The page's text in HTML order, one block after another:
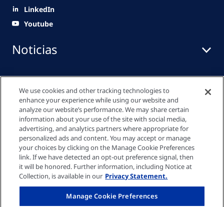
Noticias
Centro de medios
Enlaces rápidos
LinkedIn
Youtube
Política de Privacidad
Política de cookies
We use cookies and other tracking technologies to
enhance your experience while using our website and
analyze our website’s performance. We may share certain
information about your use of the site with social media,
advertising, and analytics partners where appropriate for
personalized ads and content. You may accept or manage
your choices by clicking on the Manage Cookie Preferences
link. If we have detected an opt-out preference signal, then
it will be honored. Further information, including Notice at
Collection, is available in our Privacy Statement.
Manage Cookie Preferences